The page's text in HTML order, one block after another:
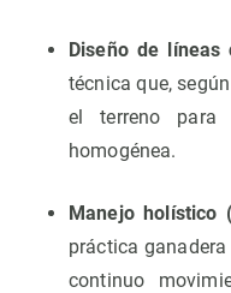
Diseño de líneas
técnica que,
el terreno
homogénea.
Manejo holístico
práctica
continuo